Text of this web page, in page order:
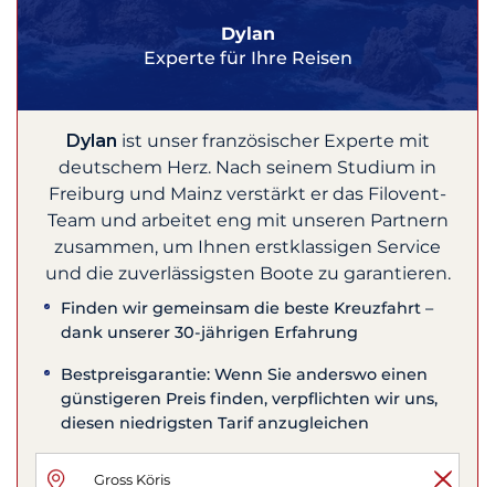
Dylan
Experte für Ihre Reisen
Dylan ist unser französischer Experte mit
deutschem Herz. Nach seinem Studium in
Freiburg und Mainz verstärkt er das Filovent-
Team und arbeitet eng mit unseren Partnern
zusammen, um Ihnen erstklassigen Service
und die zuverlässigsten Boote zu garantieren.
Finden wir gemeinsam die beste Kreuzfahrt –
dank unserer 30-jährigen Erfahrung
Bestpreisgarantie: Wenn Sie anderswo einen
günstigeren Preis finden, verpflichten wir uns,
diesen niedrigsten Tarif anzugleichen